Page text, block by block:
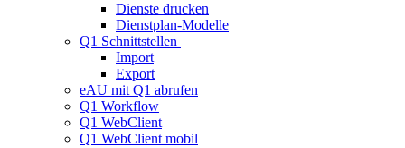
Dienste drucken
Dienstplan-Modelle
Q1 Schnittstellen
Import
Export
eAU mit Q1 abrufen
Q1 Workflow
Q1 WebClient
Q1 WebClient mobil